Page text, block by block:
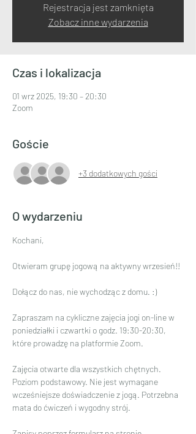
Rejestracja jest zamknięta
Zobacz inne wydarzenia
Czas i lokalizacja
01 wrz 2025, 19:30 – 20:30
Zoom
Goście
+3 dodatkowych gości
O wydarzeniu
Kochani,
Otwieram grupę jogową na aktywny wrzesień!!
Dołącz do nas, nie wychodząc z domu. :)
Zapraszam na cykliczne zajęcia jogi on-line w
poniedziałki i czwartki o godz. 19:30-20:30,
które prowadzę na platformie Zoom.
Zajęcia otwarte dla wszystkich chętnych.
Poziom podstawowy. Nie jest wymagane
wcześniejsze doświadczenie z jogą. Potrzebna
mata do ćwiczeń i wygodny strój.